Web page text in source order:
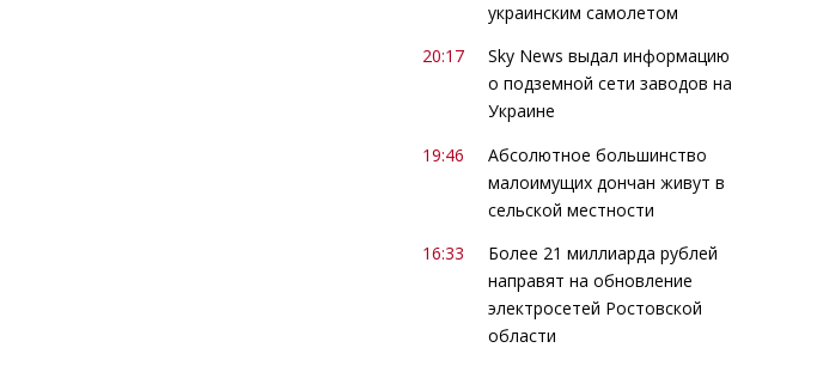
украинским самолетом
20:17
Sky News выдал информацию
о подземной сети заводов на
Украине
19:46
Абсолютное большинство
малоимущих дончан живут в
сельской местности
16:33
Более 21 миллиарда рублей
направят на обновление
электросетей Ростовской
области